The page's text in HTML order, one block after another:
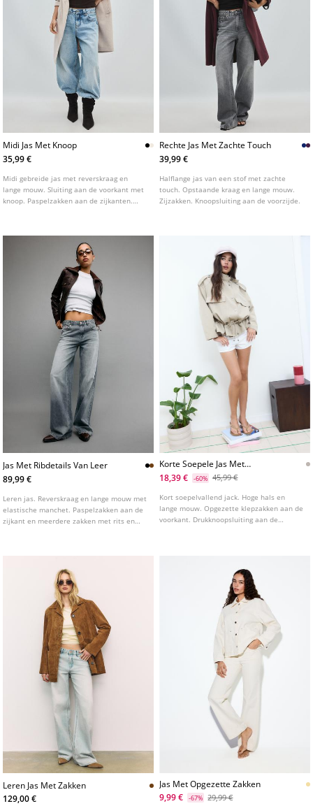
Midi Jas Met Knoop
35,99 €
Midi gebreide jas met reverskraag en
lange mouw. Sluiting aan de voorkant met
knoop. Paspelzakken aan de zijkanten.
Rechte Jas Met Zachte Touch
39,99 €
Halflange jas van een stof met zachte
touch. Opstaande kraag en lange mouw.
Zijzakken. Knoopsluiting aan de voorzijde.
Jas Met Ribdetails Van Leer
89,99 €
Leren jas. Reverskraag en lange mouw met
elastische manchet. Paspelzakken aan de
zijkant en meerdere zakken met rits en
Korte Soepele Jas Met
Voorzakken
18,39 € -60% 45,99 €
Kort soepelvallend jack. Hoge hals en
lange mouw. Opgezette klepzakken aan de
voorkant. Drukknoopsluiting aan de
Leren Jas Met Zakken
129,00 €
Jas Met Opgezette Zakken
9,99 €
-67% 29,99 €